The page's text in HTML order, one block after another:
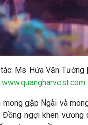
Ms Hứa Văn
www.quangharvest.com
gặp Ngài và
ngợi khen